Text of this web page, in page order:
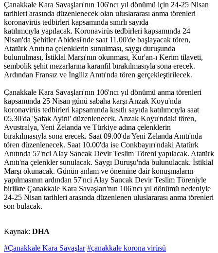
Çanakkale Kara Savaşları'nın 106'ncı yıl dönümü için 24-25 Nisan
tarihleri arasında düzenlenecek olan uluslararası anma törenleri
koronavirüs tedbirleri kapsamında sınırlı sayıda
katılımcıyla yapılacak. Koronavirüs tedbirleri kapsamında 24
Nisan'da Şehitler Abidesi'nde saat 11.00'de başlayacak tören,
Atatürk Anıtı'na çelenklerin sunulması, saygı duruşunda
bulunulması, İstiklal Marşı'nın okunması, Kur'an-ı Kerim tilaveti,
sembolik şehit mezarlarına karanfil bırakılmasıyla sona erecek.
Ardından Fransız ve İngiliz Anıtı'nda tören gerçekleştirilecek.
Çanakkale Kara Savaşları'nın 106'ncı yıl dönümü anma törenleri
kapsamında 25 Nisan günü sabaha karşı Anzak Koyu'nda
koronavirüs tedbirleri kapsamında kısıtlı sayıda katılımcıyla saat
05.30'da 'Şafak Ayini' düzenlenecek. Anzak Koyu'ndaki tören,
Avustralya, Yeni Zelanda ve Türkiye adına çelenklerin
bırakılmasıyla sona erecek. Saat 09.00'da Yeni Zelanda Anıtı'nda
tören düzenlenecek. Saat 10.00'da ise Conkbayırı'ndaki Atatürk
Anıtında 57'nci Alay Sancak Devir Teslim Töreni yapılacak. Atatürk
Anıtı'na çelenkler sunulacak. Saygı Duruşu'nda bulunulacak. İstiklal
Marşı okunacak. Günün anlam ve önemine dair konuşmaların
yapılmasının ardından 57'nci Alay Sancak Devir Teslim Töreniyle
birlikte Çanakkale Kara Savaşları'nın 106'ncı yıl dönümü nedeniyle
24-25 Nisan tarihleri arasında düzenlenen uluslararası anma törenleri
son bulacak.
Kaynak: DHA
#Çanakkale Kara Savaşlar #çanakkale korona virüsü